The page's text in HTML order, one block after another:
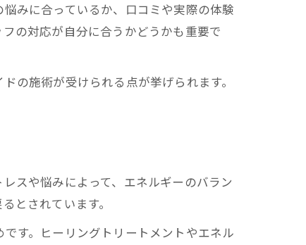
みに合っているか、口コミや実際の体験
の対応が自分に合うかどうかも重要で
の施術が受けられる点が挙げられます。
スや悩みによって、エネルギーのバラン
とされています。
す。ヒーリングトリートメントやエネル